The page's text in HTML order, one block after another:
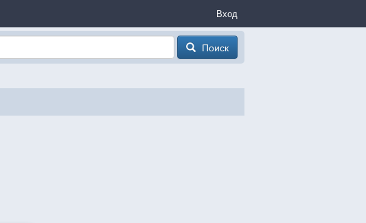
Вход
Поиск